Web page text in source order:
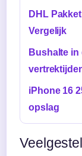
DHL
Vergelijk
Bushalte
iPhone 16
opslag